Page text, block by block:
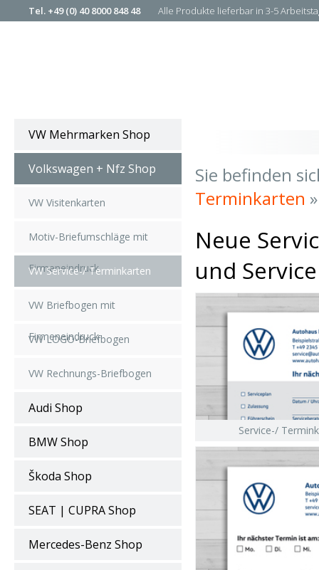
Tel. +49 (0) 40 8000 848 48
Alle Produkte lieferbar in 3-5
VW Mehrmarken Shop
Volkswagen + Nfz Shop
VW Visitenkarten
Motiv-Briefumschläge mit
Firmeneindruck
VW Service-/ Terminkarten
VW Briefbogen mit
Firmeneindruck
VW LOGO-Briefbogen
VW Rechnungs-Briefbogen
Audi Shop
BMW Shop
Škoda Shop
SEAT | CUPRA Shop
Mercedes-Benz Shop
Sie befinden
Terminkarten »
Neue
und
Service-/